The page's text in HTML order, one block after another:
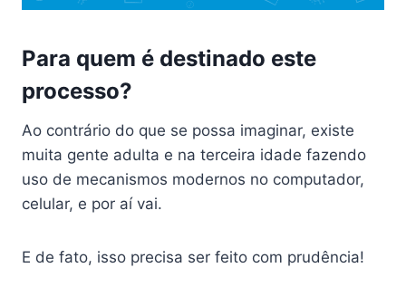
Para quem é destinado este
processo?
Ao contrário do que se possa imaginar, existe
muita gente adulta e na terceira idade fazendo
uso de mecanismos modernos no computador,
celular, e por aí vai.
E de fato, isso precisa ser feito com prudência!